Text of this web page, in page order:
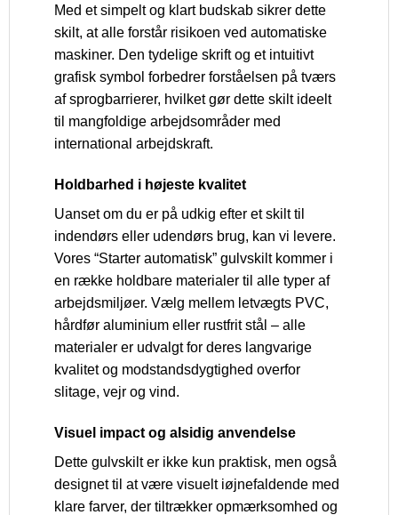
Med et simpelt og klart budskab sikrer dette
skilt, at alle forstår risikoen ved automatiske
maskiner. Den tydelige skrift og et intuitivt
grafisk symbol forbedrer forståelsen på tværs
af sprogbarrierer, hvilket gør dette skilt ideelt
til mangfoldige arbejdsområder med
international arbejdskraft.
Holdbarhed i højeste kvalitet
Uanset om du er på udkig efter et skilt til
indendørs eller udendørs brug, kan vi levere.
Vores “Starter automatisk” gulvskilt kommer i
en række holdbare materialer til alle typer af
arbejdsmiljøer. Vælg mellem letvægts PVC,
hårdfør aluminium eller rustfrit stål – alle
materialer er udvalgt for deres langvarige
kvalitet og modstandsdygtighed overfor
slitage, vejr og vind.
Visuel impact og alsidig anvendelse
Dette gulvskilt er ikke kun praktisk, men også
designet til at være visuelt iøjnefaldende med
klare farver, der tiltrækker opmærksomhed og